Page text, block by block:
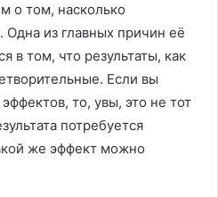
о том, насколько
Одна из главных причин её
в том, что результаты, как
Если вы
то, увы, это не тот
потребуется
же эффект можно